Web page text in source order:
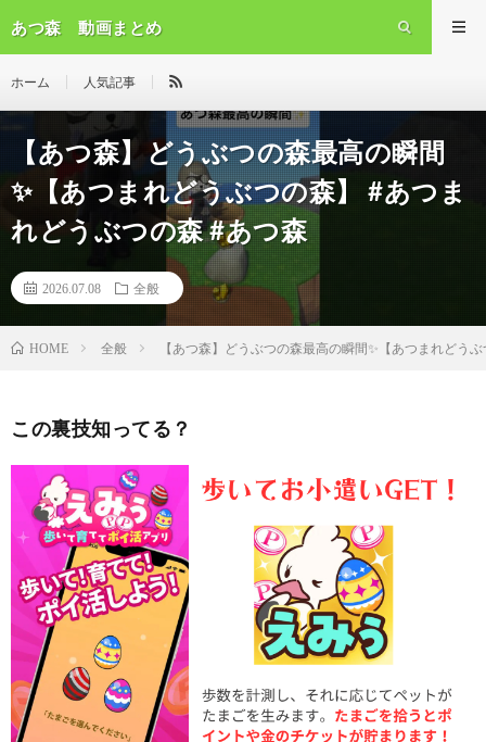
あつ森 動画まとめ
ホーム 人気記事
【あつ森】どうぶつの森最高の瞬間
✨【あつまれどうぶつの森】 #あつま
れどうぶつの森 #あつ森
2026.07.08 全般
HOME 全般 【あつ森】どうぶつの森最高の瞬間✨【あつまれどう
この裏技知ってる？